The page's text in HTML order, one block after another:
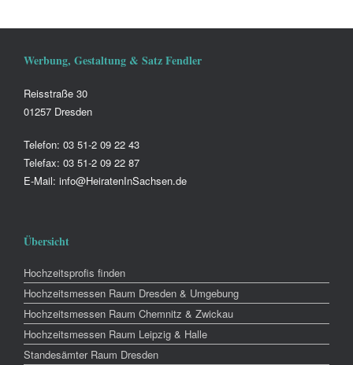
Werbung, Gestaltung & Satz Fendler
Reisstraße 30
01257 Dresden
Telefon: 03 51-2 09 22 43
Telefax: 03 51-2 09 22 87
E-Mail: info@HeiratenInSachsen.de
Übersicht
Hochzeitsprofis finden
Hochzeitsmessen Raum Dresden & Umgebung
Hochzeitsmessen Raum Chemnitz & Zwickau
Hochzeitsmessen Raum Leipzig & Halle
Standesämter Raum Dresden